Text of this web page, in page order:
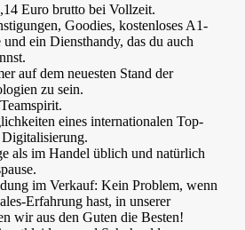
Euro brutto bei Vollzeit.
Goodies, kostenloses A1-
und ein Diensthandy, das du auch
auf dem neuesten Stand der
zu sein.
eines internationalen Top-
als im Handel üblich und natürlich
im Verkauf: Kein Problem, wenn
Erfahrung hast, in unserer
wir aus den Guten die Besten!